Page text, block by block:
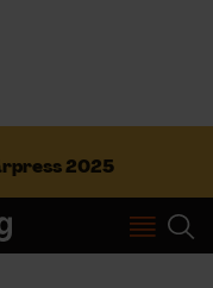
2025